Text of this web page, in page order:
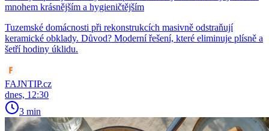
mnohem krásnějším a hygieničtějším
Tuzemské domácnosti při rekonstrukcích masivně odstraňují
keramické obklady. Důvod? Moderní řešení, které eliminuje plísně a
šetří hodiny úklidu.
FAJNTIP.cz
dnes, 12:30
3 min